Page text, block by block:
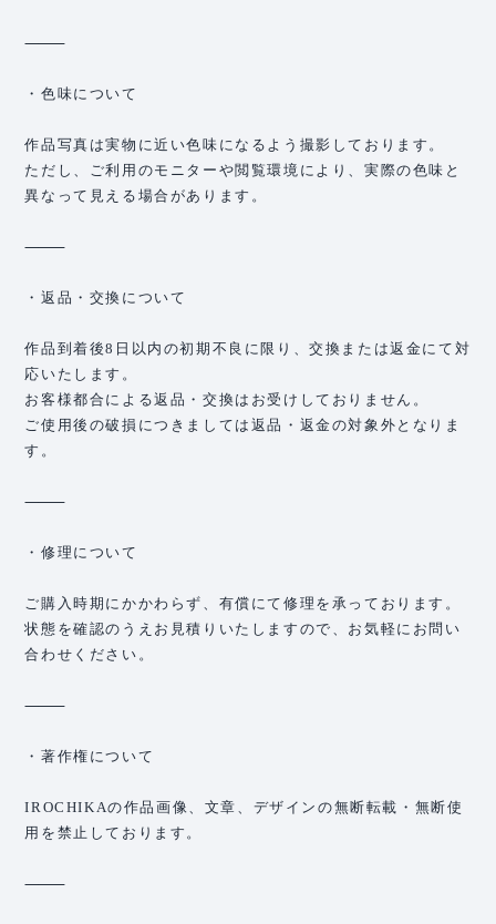
⸻
・色味について
作品写真は実物に近い色味になるよう撮影しております。
ただし、ご利用のモニターや閲覧環境により、実際の色味と
異なって見える場合があります。
⸻
・返品・交換について
作品到着後8日以内の初期不良に限り、交換または返金にて対
応いたします。
お客様都合による返品・交換はお受けしておりません。
ご使用後の破損につきましては返品・返金の対象外となりま
す。
⸻
・修理について
ご購入時期にかかわらず、有償にて修理を承っております。
状態を確認のうえお見積りいたしますので、お気軽にお問い
合わせください。
⸻
・著作権について
IROCHIKAの作品画像、文章、デザインの無断転載・無断使
用を禁止しております。
⸻